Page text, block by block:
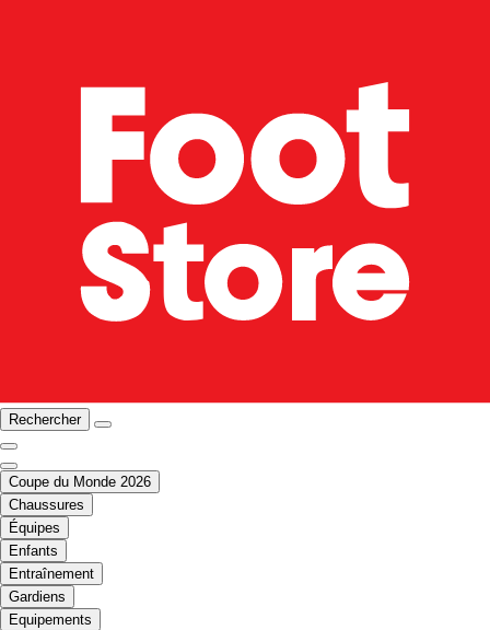
Rechercher
Coupe du Monde 2026
Chaussures
Équipes
Enfants
Entraînement
Gardiens
Equipements